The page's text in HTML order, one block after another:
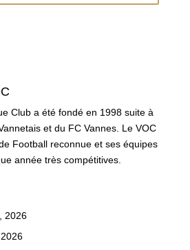
Club a été fondé en 1998 suite à
et du FC Vannes. Le VOC
Football reconnue et ses équipes
année très compétitives.
2026